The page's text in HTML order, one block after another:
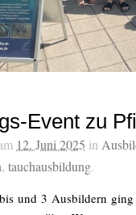
Event zu
12. Juni 2025 in
, tauchausbildung.
und 3 Ausbildern